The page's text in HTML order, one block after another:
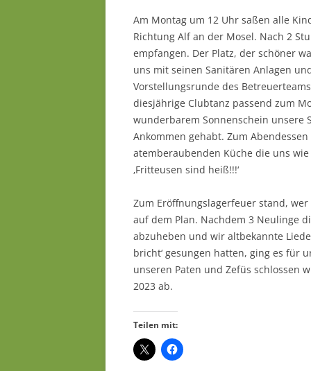
Am Montag um 12 Uhr saßen alle
Richtung Alf an der Mosel. Nach 2
empfangen. Der Platz, der schöner
uns mit seinen Sanitären Anlagen
Vorstellungsrunde des
diesjährige Clubtanz passend zum
wunderbarem Sonnenschein unsere
Ankommen gehabt. Zum
atemberaubenden Küche die uns
‚Fritteusen sind heiß!!!‘
Zum Eröffnungslagerfeuer stand,
auf dem Plan. Nachdem 3 Neulinge
abzuheben und wir altbekannte
bricht‘ gesungen hatten, ging es für
unseren Paten und Zefüs schlossen
2023 ab.
Teilen mit: